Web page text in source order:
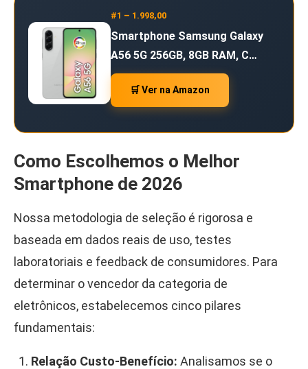
#1 – 1.998,00
Smartphone Samsung Galaxy
A56 5G 256GB, 8GB RAM, C…
🛒 Ver na Amazon
Como Escolhemos o Melhor
Smartphone de 2026
Nossa metodologia de seleção é rigorosa e
baseada em dados reais de uso, testes
laboratoriais e feedback de consumidores. Para
determinar o vencedor da categoria de
eletrônicos, estabelecemos cinco pilares
fundamentais:
Relação Custo-Benefício: Analisamos se o